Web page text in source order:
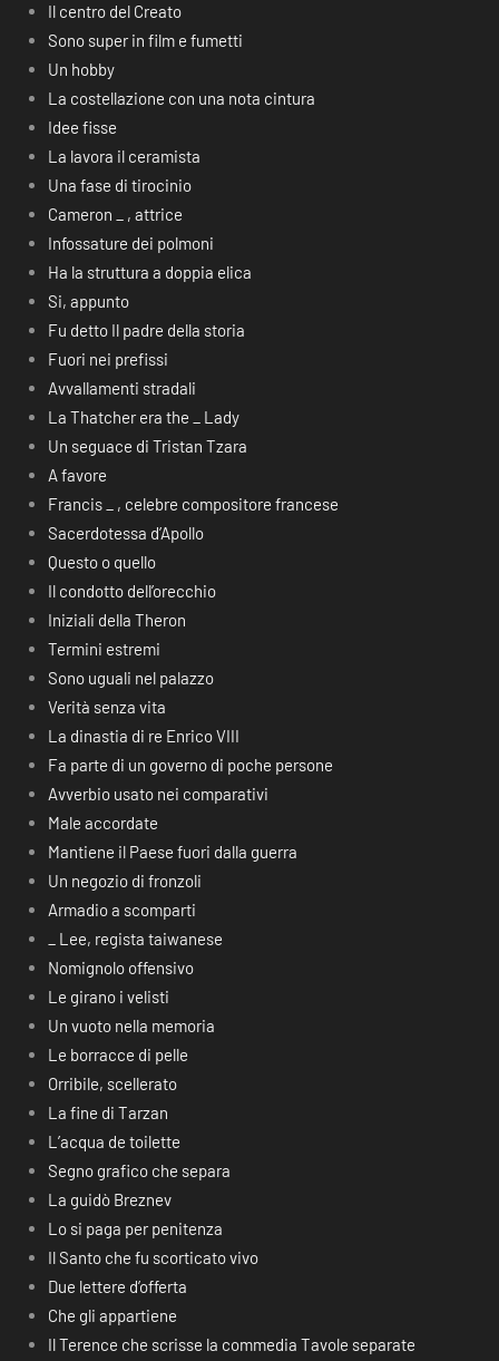
Il centro del Creato
Sono super in film e fumetti
Un hobby
La costellazione con una nota cintura
Idee fisse
La lavora il ceramista
Una fase di tirocinio
Cameron _ , attrice
Infossature dei polmoni
Ha la struttura a doppia elica
Si, appunto
Fu detto Il padre della storia
Fuori nei prefissi
Avvallamenti stradali
La Thatcher era the _ Lady
Un seguace di Tristan Tzara
A favore
Francis _ , celebre compositore francese
Sacerdotessa d’Apollo
Questo o quello
Il condotto dell’orecchio
Iniziali della Theron
Termini estremi
Sono uguali nel palazzo
Verità senza vita
La dinastia di re Enrico VIII
Fa parte di un governo di poche persone
Avverbio usato nei comparativi
Male accordate
Mantiene il Paese fuori dalla guerra
Un negozio di fronzoli
Armadio a scomparti
_ Lee, regista taiwanese
Nomignolo offensivo
Le girano i velisti
Un vuoto nella memoria
Le borracce di pelle
Orribile, scellerato
La fine di Tarzan
L’acqua de toilette
Segno grafico che separa
La guidò Breznev
Lo si paga per penitenza
Il Santo che fu scorticato vivo
Due lettere d’offerta
Che gli appartiene
Il Terence che scrisse la commedia Tavole separate